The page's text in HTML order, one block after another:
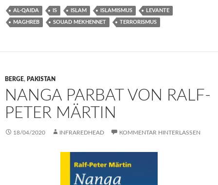
AL-QAIDA IS ISLAM ISLAMISMUS LEVANTE
MAGHREB SOUAD MEKHENNET TERRORISMUS
BERGE, PAKISTAN
NANGA PARBAT VON RALF-
PETER MÄRTIN
18/04/2020 INFRAREDHEAD KOMMENTAR HINTERLASSEN